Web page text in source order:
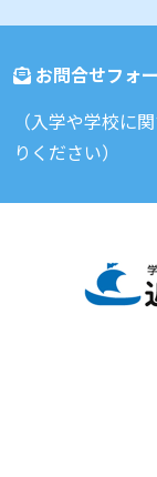
お問合せフォ
（入学や学校に
りください）